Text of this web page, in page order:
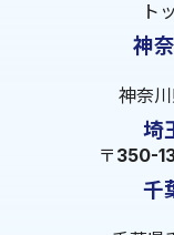
ト
神
神奈
埼
〒350-
千